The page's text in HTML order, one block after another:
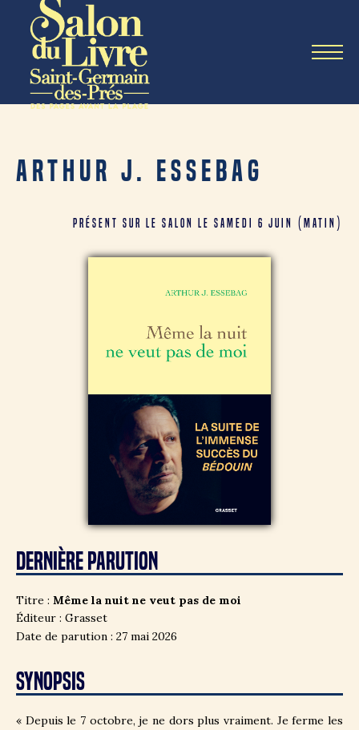
Arthur J. Essebag
Présent sur le salon le samedi 6 juin (matin)
DERNIÈRE PARUTION
Titre : Même la nuit ne veut pas de moi
Éditeur : Grasset
Date de parution : 27 mai 2026
SYNOPSIS
« Depuis le 7 octobre, je ne dors plus vraiment. Je ferme les